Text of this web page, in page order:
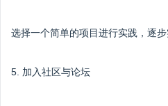
选择一个简单的项目进行实践，逐
5. 加入社区与论坛